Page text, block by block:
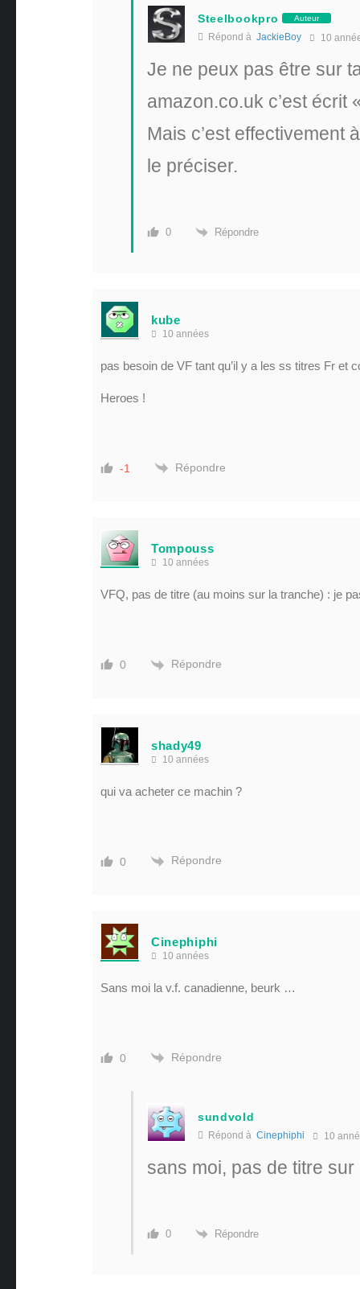
Steelbookpro Auteur
Répond à JackieBoy 10
Je ne peux pas être sur
amazon.co.uk c’est écrit
Mais c’est effectivement
le préciser.
0 Répondre
kube
10 années
pas besoin de VF tant qu’il y a les ss titres Fr et
Heroes !
-1 Répondre
Tompouss
10 années
VFQ, pas de titre (au moins sur la tranche) : je
0 Répondre
shady49
10 années
qui va acheter ce machin ?
0 Répondre
Cinephiphi
10 années
Sans moi la v.f. canadienne, beurk …
0 Répondre
sundvold
Répond à Cinephiphi 10
sans moi, pas de titre
0 Répondre